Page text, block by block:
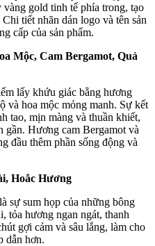
gold tinh tế phía trong, tạo
tiết nhãn dán logo và tên sản
cấp của sản phẩm.
Mộc, Cam Bergamot, Quả
lấy khứu giác bằng hương
và hoa mộc mỏng manh. Sự kết
tao, mịn màng và thuần khiết,
gần. Hương cam Bergamot và
đầu thêm phần sống động và
Hoắc Hương
sự sum họp của những bông
tỏa hương ngan ngát, thanh
gợi cảm và sâu lắng, làm cho
dẫn hơn.